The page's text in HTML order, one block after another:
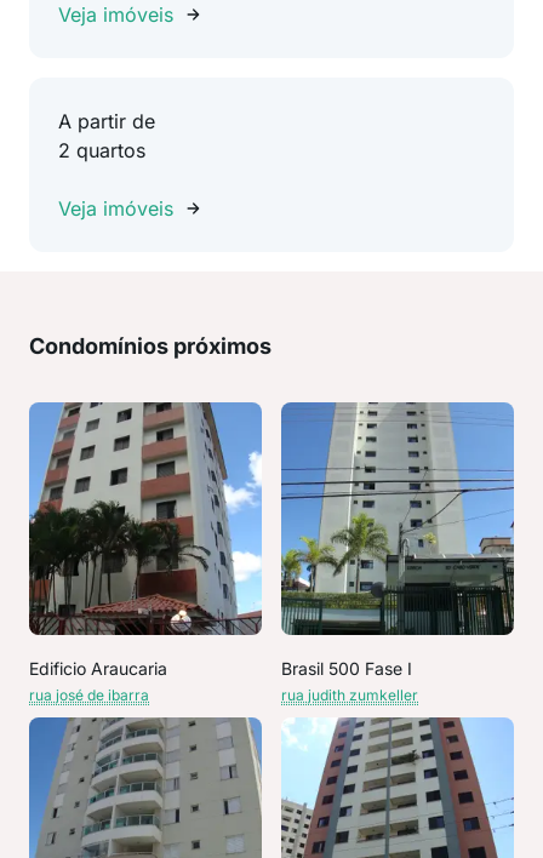
Veja imóveis
A partir de
2 quartos
Veja imóveis
Condomínios próximos
Edificio Araucaria
rua josé de ibarra
Brasil 500 Fase I
rua judith zumkeller